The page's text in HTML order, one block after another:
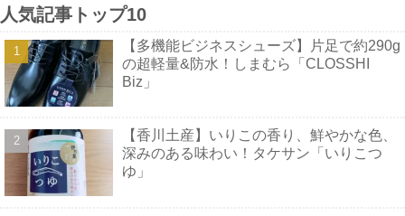
人気記事トップ10
【多機能ビジネスシューズ】片足で約290g
の超軽量&防水！しまむら「CLOSSHI
Biz」
【香川土産】いりこの香り、鮮やかな色、
深みのある味わい！タケサン「いりこつ
ゆ」